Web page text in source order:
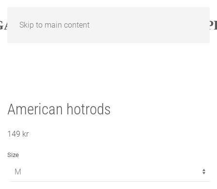
Skip to main content
American hotrods
149 kr
Size